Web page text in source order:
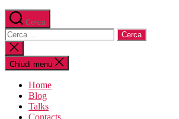
Cerca
Cerca:
Chiudi
la
ricerca
Chiudi menu
Home
Blog
Talks
Contacts